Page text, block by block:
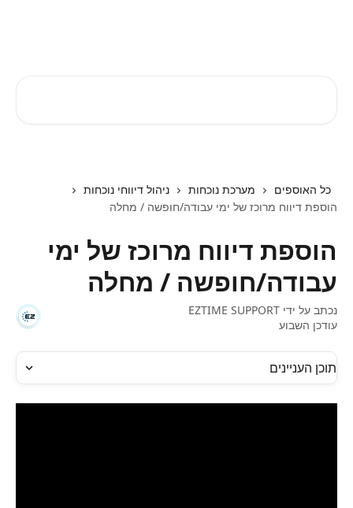
כל האוספים מערכת נוכחות
ניהול דיווחי נוכחות
הוספת דיווח מרוכז של ימי עבודה/חופשה / מחלה
הוספת דיווח מרוכז של ימי
עבודה/חופשה / מחלה
נכתב על ידי EZTIME SUPPORT
עודכן השבוע
תוכן העניינים